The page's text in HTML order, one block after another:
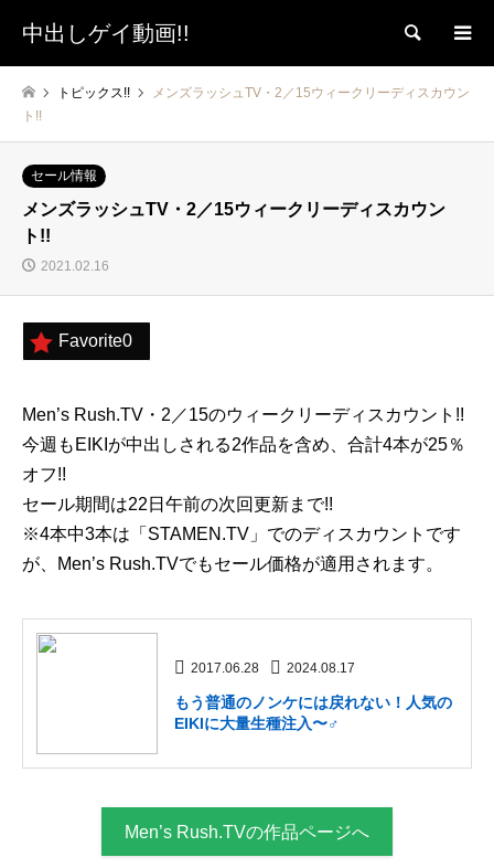
中出しゲイ動画!! 検索
トピックス!!
メンズラッシュTV・2／15ウィークリーディスカウン
ト!!
セール情報
メンズラッシュTV・2／15ウィークリーディスカウン
ト!!
2021.02.16
Favorite0
Men’s Rush.TV・2／15のウィークリーディスカウント!!
今週もEIKIが中出しされる2作品を含め、合計4本が25％
オフ!!
セール期間は22日午前の次回更新まで!!
※4本中3本は「STAMEN.TV」でのディスカウントです
が、Men’s Rush.TVでもセール価格が適用されます。
2017.06.28 2024.08.17
もう普通のノンケには戻れない！人気の
EIKIに大量生種注入〜♂
Men’s Rush.TVの作品ページへ